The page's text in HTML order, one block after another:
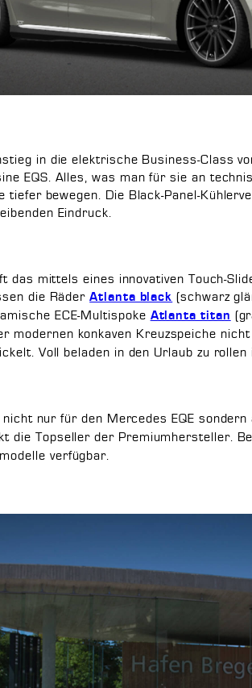
in die elektrische Business-Class
EQS. Alles, was man für sie an
tiefer bewegen. Die Black-Panel-
Eindruck.
mittels eines innovativen Touch-
die RäderAtlanta black (schwarz
ECE-Multispoke Atlanta titan
modernen konkaven Kreuzspeiche
Voll beladen in den Urlaub zu
nur für den Mercedes EQE
die Topseller der Premiumhersteller.
verfügbar.